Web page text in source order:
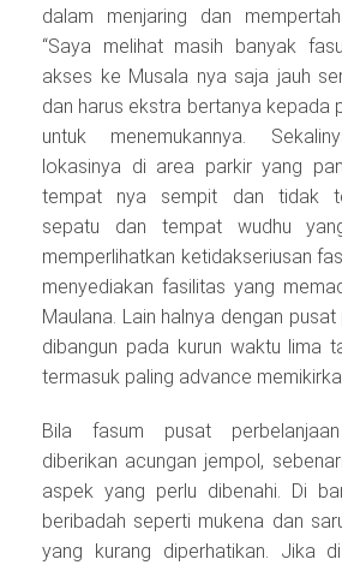
dalam menjaring dan
“Saya melihat masih banyak
akses ke Musala nya saja jauh
dan harus ekstra bertanya kepada
untuk menemukannya.
lokasinya di area parkir yang
tempat nya sempit dan tidak
sepatu dan tempat wudhu
memperlihatkan ketidakseriusan
menyediakan fasilitas yang
Maulana. Lain halnya dengan
dibangun pada kurun waktu lima
termasuk paling advance
Bila fasum pusat
diberikan acungan jempol,
aspek yang perlu dibenahi. Di
beribadah seperti mukena dan
yang kurang diperhatikan. Jika